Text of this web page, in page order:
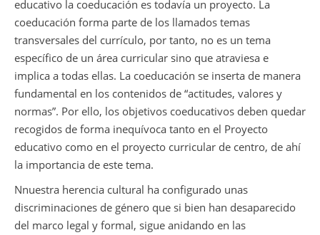
educativo la coeducación es todavía un proyecto. La
coeducación forma parte de los llamados temas
transversales del currículo, por tanto, no es un tema
específico de un área curricular sino que atraviesa e
implica a todas ellas. La coeducación se inserta de manera
fundamental en los contenidos de “actitudes, valores y
normas”. Por ello, los objetivos coeducativos deben quedar
recogidos de forma inequívoca tanto en el Proyecto
educativo como en el proyecto curricular de centro, de ahí
la importancia de este tema.
Nnuestra herencia cultural ha configurado unas
discriminaciones de género que si bien han desaparecido
del marco legal y formal, sigue anidando en las